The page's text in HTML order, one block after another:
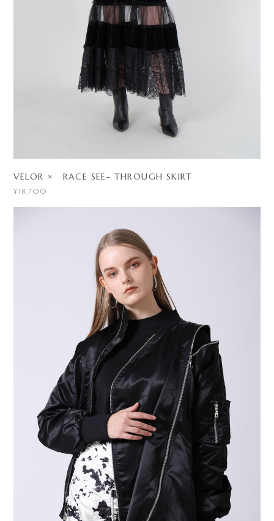
VELOR × RACE SEE- THROUGH SKIRT
¥18,700